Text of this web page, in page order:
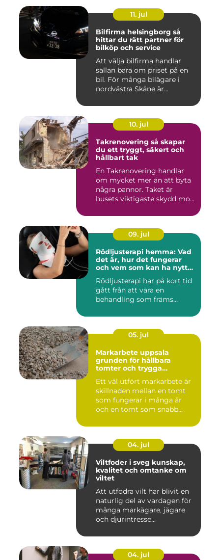
11. jul
Bilfirma helsingborg så
hittar du rätt partner för
bilköp och service
Att välja bilfirma handlar
sällan bara om priset på en
bil. För många bilägare i
nordvästra Skåne är...
10. jul
Takrenovering så skapar
du ett tryggt, säkert och
hållbart tak
En Takrenovering handlar
om mycket mer än att byta
några pannor. Taket är
husets viktigaste skydd mo...
09. jul
Rödljusterapi hemma: Vad
det är, hur det fungerar
och vem som kan ha nytta
Rödljusterapi har på kort tid
gått från att vara en
behandling som främs...
05. jul
Markarbete uppsala
grunden för hållbara
tomter och trygga
Ett väl utfört markarbete är
skillnaden mellan en tomt
som fungerar i många år
och en tomt som snabb...
04. jul
Viltfoder i sveg kunskap,
kvalitet och omtanke om
viltet
Att utfodra vilt har blivit en
naturlig del av vardagen för
många markägare, jägare
och djurintresse...
04. jul